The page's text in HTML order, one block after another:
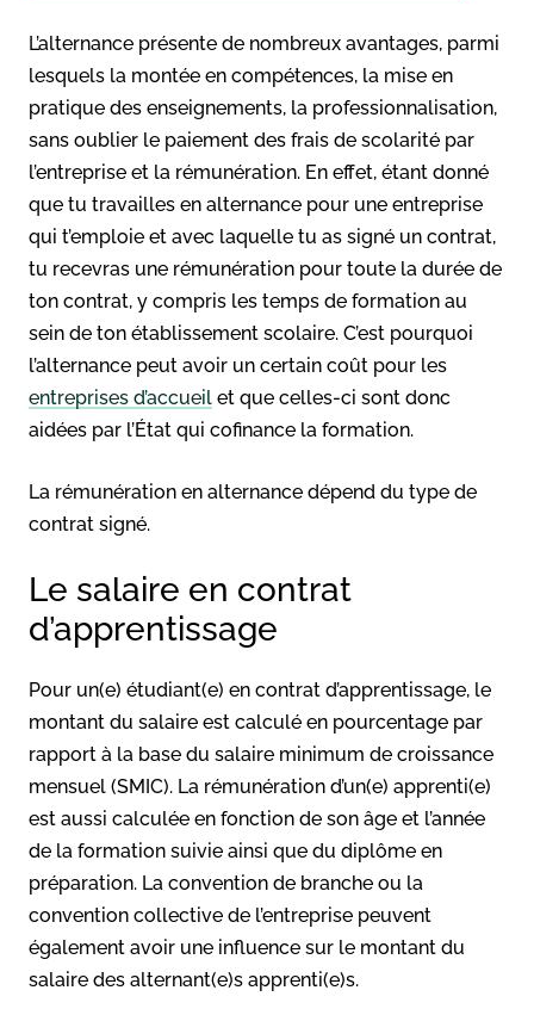
L’alternance présente de nombreux avantages, parmi
lesquels la montée en compétences, la mise en
pratique des enseignements, la professionnalisation,
sans oublier le paiement des frais de scolarité par
l’entreprise et la rémunération. En effet, étant donné
que tu travailles en alternance pour une entreprise
qui t’emploie et avec laquelle tu as signé un contrat,
tu recevras une rémunération pour toute la durée de
ton contrat, y compris les temps de formation au
sein de ton établissement scolaire. C’est pourquoi
l’alternance peut avoir un certain coût pour les
entreprises d’accueil et que celles-ci sont donc
aidées par l’État qui cofinance la formation.
La rémunération en alternance dépend du type de
contrat signé.
Le salaire en contrat
d’apprentissage
Pour un(e) étudiant(e) en contrat d’apprentissage, le
montant du salaire est calculé en pourcentage par
rapport à la base du salaire minimum de croissance
mensuel (SMIC). La rémunération d’un(e) apprenti(e)
est aussi calculée en fonction de son âge et l’année
de la formation suivie ainsi que du diplôme en
préparation. La convention de branche ou la
convention collective de l’entreprise peuvent
également avoir une influence sur le montant du
salaire des alternant(e)s apprenti(e)s.